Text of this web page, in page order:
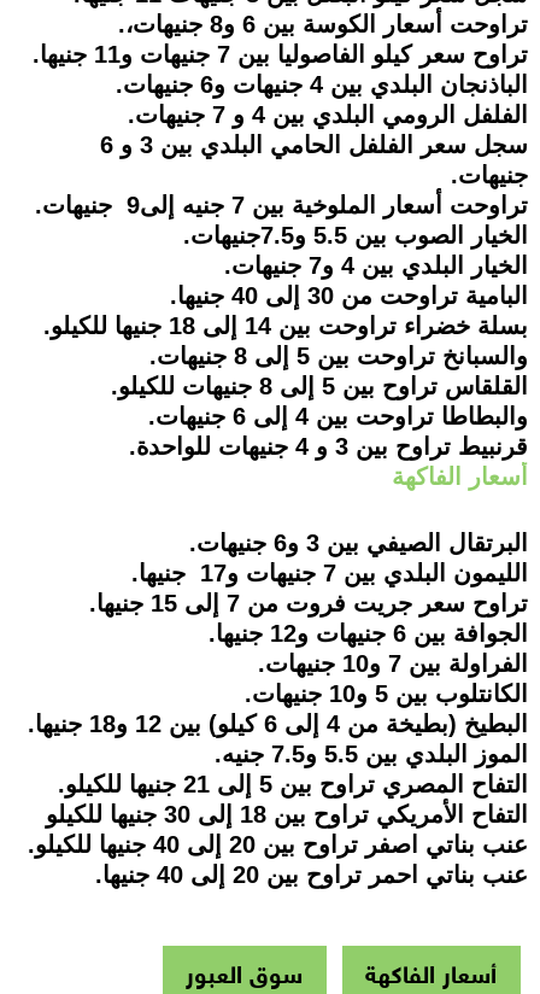
تراوحت أسعار الكوسة بين 6 و8 جنيهات،.
تراوح سعر كيلو الفاصوليا بين 7 جنيهات و11 جنيها.
الباذنجان البلدي بين 4 جنيهات و6 جنيهات.
الفلفل الرومي البلدي بين 4 و 7 جنيهات.
سجل سعر الفلفل الحامي البلدي بين 3 و 6
جنيهات.
تراوحت أسعار الملوخية بين 7 جنيه إلى9 جنيهات.
الخيار الصوب بين 5.5 و7.5جنيهات.
الخيار البلدي بين 4 و7 جنيهات.
البامية تراوحت من 30 إلى 40 جنيها.
بسلة خضراء تراوحت بين 14 إلى 18 جنيها للكيلو.
والسبانخ تراوحت بين 5 إلى 8 جنيهات.
القلقاس تراوح بين 5 إلى 8 جنيهات للكيلو.
والبطاطا تراوحت بين 4 إلى 6 جنيهات.
قرنبيط تراوح بين 3 و 4 جنيهات للواحدة.
أسعار الفاكهة
البرتقال الصيفي بين 3 و6 جنيهات.
الليمون البلدي بين 7 جنيهات و17 جنيها.
تراوح سعر جريت فروت من 7 إلى 15 جنيها.
الجوافة بين 6 جنيهات و12 جنيها.
الفراولة بين 7 و10 جنيهات.
الكانتلوب بين 5 و10 جنيهات.
البطيخ (بطيخة من 4 إلى 6 كيلو) بين 12 و18 جنيها.
الموز البلدي بين 5.5 و7.5 جنيه.
التفاح المصري تراوح بين 5 إلى 21 جنيها للكيلو.
التفاح الأمريكي تراوح بين 18 إلى 30 جنيها للكيلو
عنب بناتي اصفر تراوح بين 20 إلى 40 جنيها للكيلو.
عنب بناتي احمر تراوح بين 20 إلى 40 جنيها.
أسعار الفاكهة
سوق العبور